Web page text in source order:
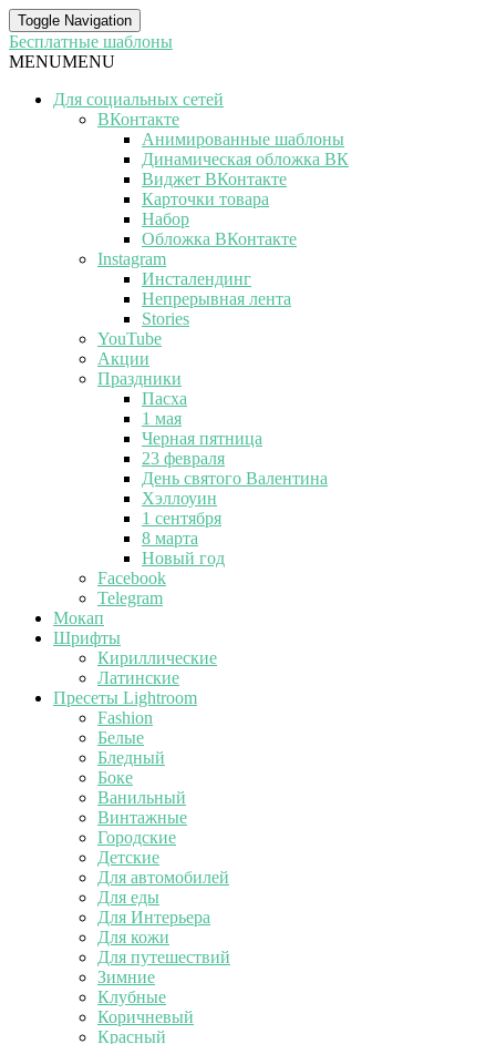
Toggle Navigation
Бесплатные шаблоны
MENUMENU
Для социальных сетей
ВКонтакте
Анимированные шаблоны
Динамическая обложка ВК
Виджет ВКонтакте
Карточки товара
Набор
Обложка ВКонтакте
Instagram
Инсталендинг
Непрерывная лента
Stories
YouTube
Акции
Праздники
Пасха
1 мая
Черная пятница
23 февраля
День святого Валентина
Хэллоуин
1 сентября
8 марта
Новый год
Facebook
Telegram
Мокап
Шрифты
Кириллические
Латинские
Пресеты Lightroom
Fashion
Белые
Бледный
Боке
Ванильный
Винтажные
Городские
Детские
Для автомобилей
Для еды
Для Интерьера
Для кожи
Для путешествий
Зимние
Клубные
Коричневый
Красный